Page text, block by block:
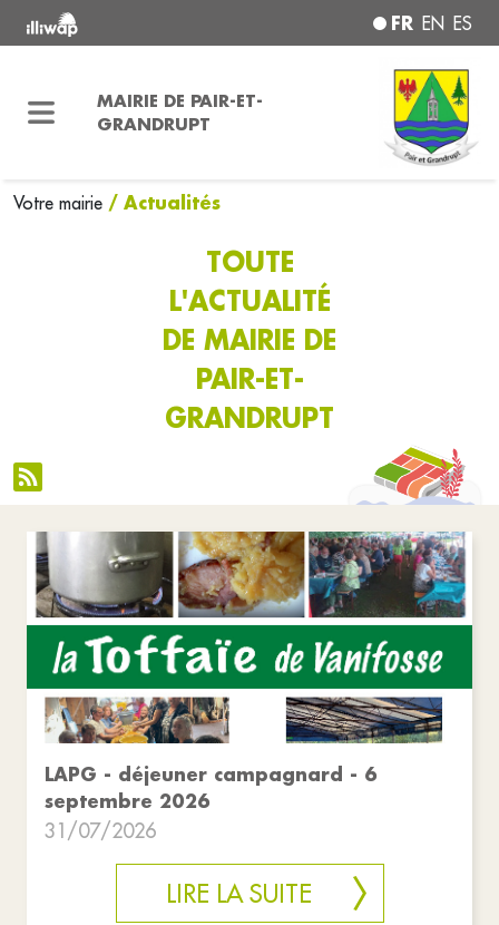
FR EN ES
MAIRIE DE PAIR-ET-
GRANDRUPT
Votre mairie / Actualités
TOUTE
L'ACTUALITÉ
DE MAIRIE DE
PAIR-ET-
GRANDRUPT
LAPG - déjeuner campagnard - 6
septembre 2026
31/07/2026
LIRE LA SUITE